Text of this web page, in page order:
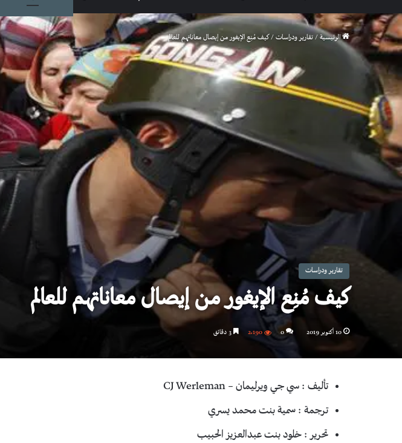
الرئيسية / تقارير ودراسات / كيف مُنِع الإيغور من إيصال معاناتهم للعالم
تقارير ودراسات
كيف مُنِع الإيغور من إيصال معاناتهم للعالم
10 أكتوبر 2019 0 2٬190
تأليف : سي جي ويرليمان – CJ Werleman
ترجمة : سمية بنت محمد يسري
تحرير : خلود بنت عبدالعزيز الحبيب